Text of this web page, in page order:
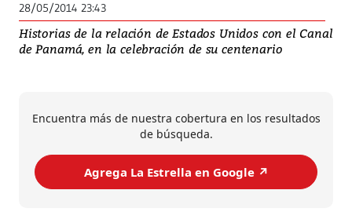
28/05/2014 23:43
Historias de la relación de Estados Unidos con el Canal
de Panamá, en la celebración de su centenario
Encuentra más de nuestra cobertura en los resultados
de búsqueda.
Agrega La Estrella en Google ↗️